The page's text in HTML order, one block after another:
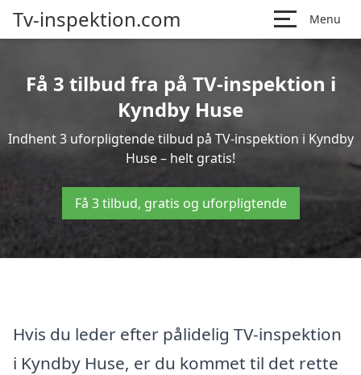
Tv-inspektion.com Menu
Få 3 tilbud fra på TV-inspektion i
Kyndby Huse
Indhent 3 uforpligtende tilbud på TV-inspektion i Kyndby
Huse – helt gratis!
Få 3 tilbud, gratis og uforpligtende
Hvis du leder efter pålidelig TV-inspektion
i Kyndby Huse, er du kommet til det rette